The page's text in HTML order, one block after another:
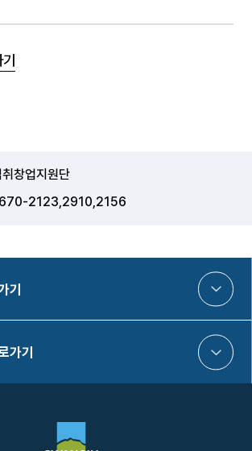
창업지원단
2123,2910,2156
기
가기